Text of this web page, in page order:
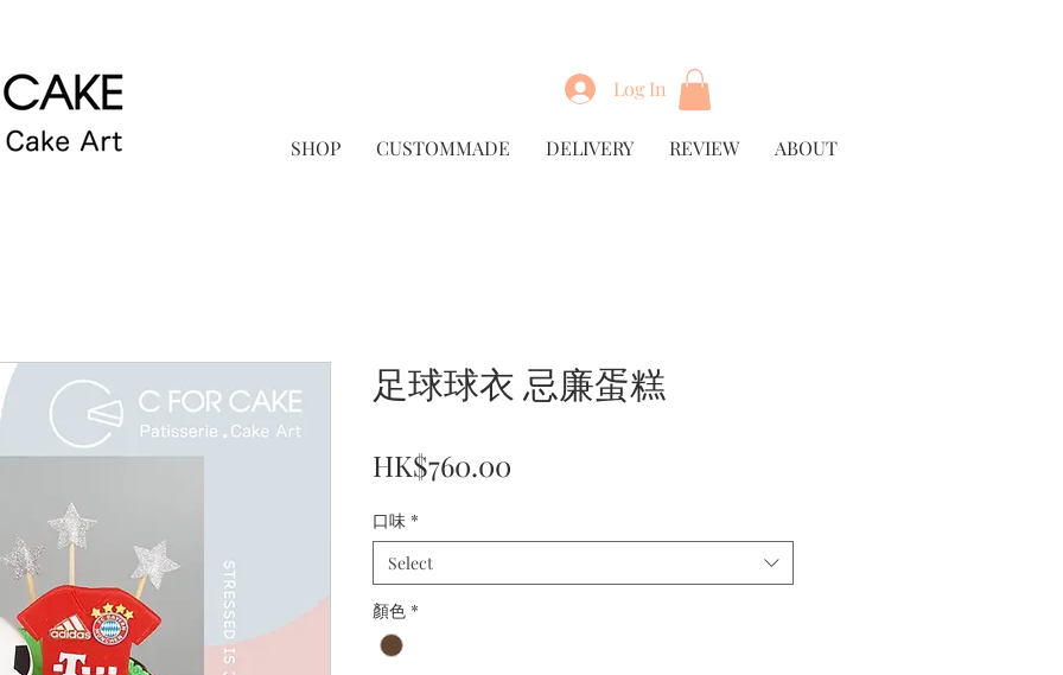
Log In
SHOP CUSTOMMADE DELIVERY REVIEW ABOUT
足球球衣 忌廉蛋糕
HK$760.00
口味 *
Select
顏色 *